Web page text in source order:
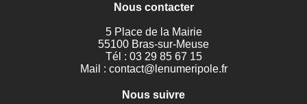
Nous contacter
5 Place de la Mairie
55100 Bras-sur-Meuse
Tél : 03 29 85 67 15
Mail : contact@lenumeripole.fr
Nous suivre